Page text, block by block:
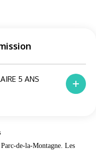
5 ANS
de-la-Montagne. Les